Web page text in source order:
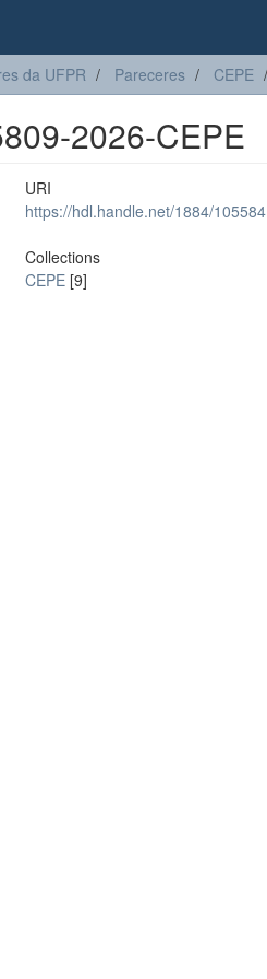
da UFPR Pareceres CEPE
2026-CEPE
URI
https://hdl.handle.net/1884/105584
Collections
CEPE [9]